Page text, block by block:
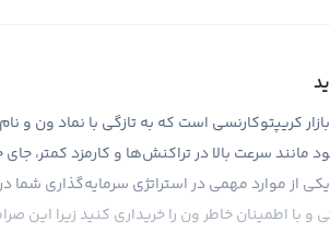
سرعت بالا در تراکنش‌ها و کارمزد کمتر، جای
از موارد مهمی در استراتژی سرمایه‌گذاری شما در
و با اطمینان خاطر ون را خریداری کنید زیرا این